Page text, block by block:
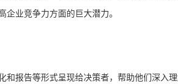
业竞争力方面的巨大潜力。
报告等形式呈现给决策者，帮助他们深入